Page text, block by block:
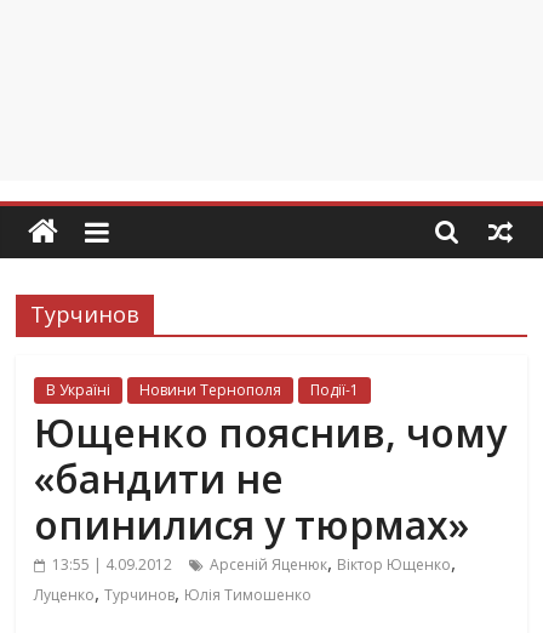
Турчинов
В Україні Новини Тернополя Події-1
Ющенко пояснив, чому
«бандити не
опинилися у тюрмах»
13:55 | 4.09.2012 Арсеній Яценюк, Віктор Ющенко,
Луценко,Турчинов, Юлія Тимошенко